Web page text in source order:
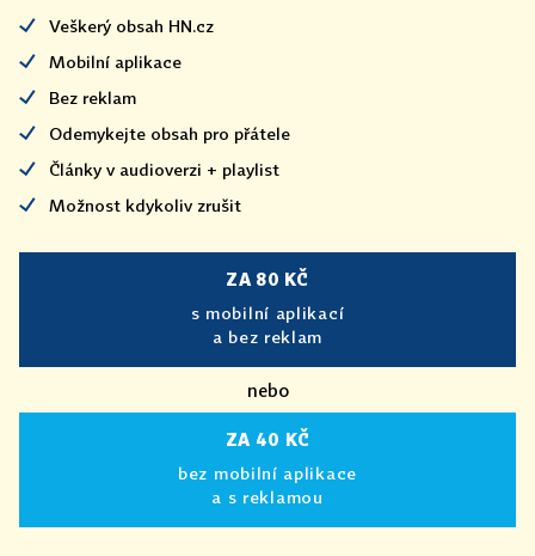
Veškerý obsah HN.cz
Mobilní aplikace
Bez reklam
Odemykejte obsah pro přátele
Články v audioverzi + playlist
Možnost kdykoliv zrušit
ZA 80 KČ
s mobilní aplikací
a bez reklam
nebo
ZA 40 KČ
bez mobilní aplikace
a s reklamou